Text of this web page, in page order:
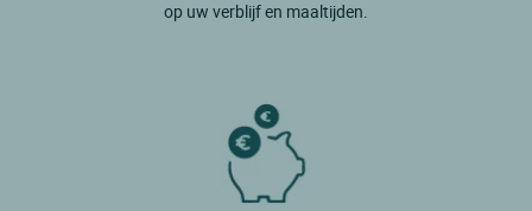
op uw verblijf en maaltijden.